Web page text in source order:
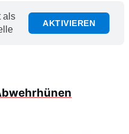
als
AKTIVIEREN